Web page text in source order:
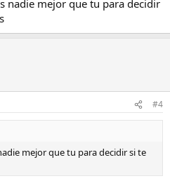
nadie mejor que tu para decidir
#4
mejor que tu para decidir si te